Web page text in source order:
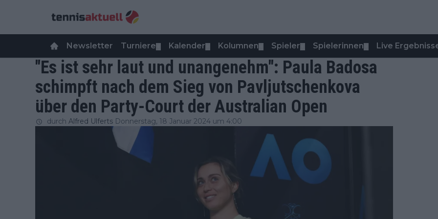
Newsletter Turniere Kalender Kolumnen Spieler Spielerinnen Live
"Es ist sehr laut und unangenehm": Paula Badosa
schimpft nach dem Sieg von Pavljutschenkova
über den Party-Court der Australian Open
durch Alfred Ulferts Donnerstag, 18 Januar 2024 um 4:00